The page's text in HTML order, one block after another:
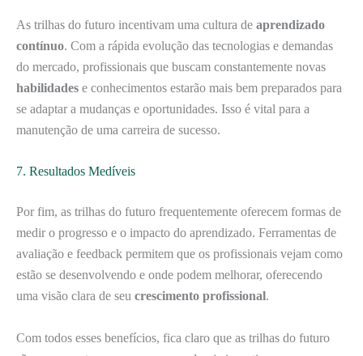
As trilhas do futuro incentivam uma cultura de aprendizado
contínuo. Com a rápida evolução das tecnologias e demandas
do mercado, profissionais que buscam constantemente novas
habilidades e conhecimentos estarão mais bem preparados para
se adaptar a mudanças e oportunidades. Isso é vital para a
manutenção de uma carreira de sucesso.
7. Resultados Medíveis
Por fim, as trilhas do futuro frequentemente oferecem formas de
medir o progresso e o impacto do aprendizado. Ferramentas de
avaliação e feedback permitem que os profissionais vejam como
estão se desenvolvendo e onde podem melhorar, oferecendo
uma visão clara de seu crescimento profissional.
Com todos esses benefícios, fica claro que as trilhas do futuro